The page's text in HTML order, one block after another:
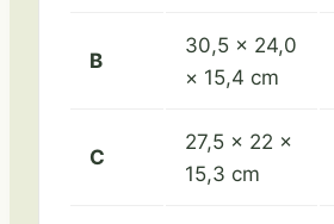
B
30,5 × 24,0
× 15,4 cm
C
27,5 × 22 ×
15,3 cm